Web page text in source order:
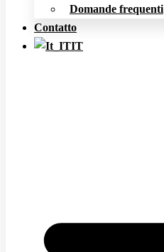
Domande frequenti
Contatto
IT